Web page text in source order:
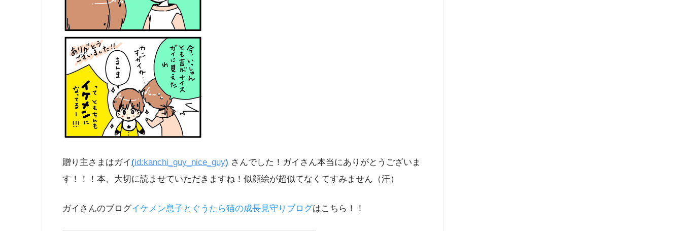
贈り主さまはガイ (id:kanchi_guy_nice_guy) さんでした！ガイさん本当にありがとうございま
す！！！本、大切に読ませていただきますね！似顔絵が超似てなくてすみません（汗）
ガイさんのブログイケメン息子とぐうたら猫の成長見守りブログはこちら！！